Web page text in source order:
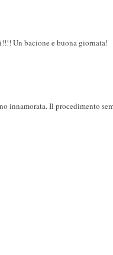
Un bacione e buona giornata!
innamorata. Il procedimento